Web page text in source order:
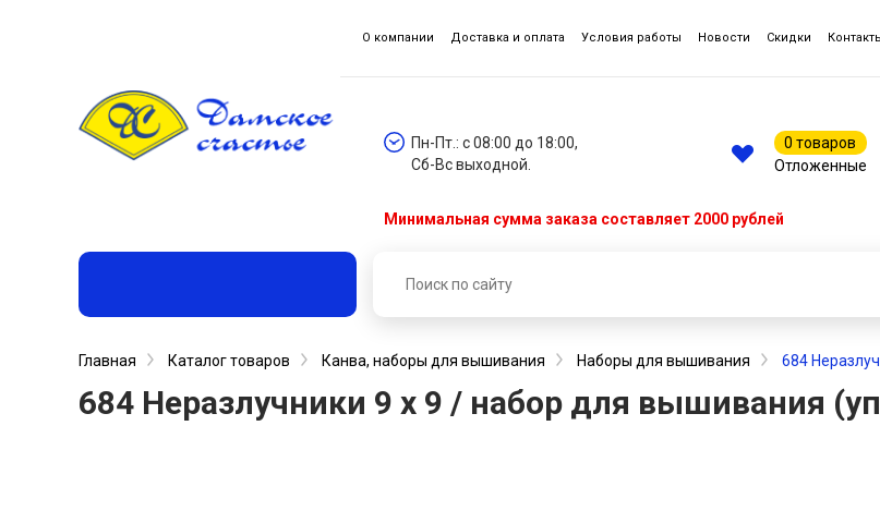
О компании Доставка и оплата Условия работы Новости Скидки
Пн-Пт.: с 08:00 до 18:00,
Сб-Вс выходной.
0 товаров
Отложенные
Минимальная сумма заказа составляет 2000 рублей
Главная Каталог товаров Канва, наборы для вышивания Наборы для вышивания 684
684 Неразлучники 9 х 9 / набор для вышивания